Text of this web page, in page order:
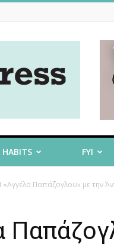
HABITS FYI
«Αγγέλα Παπάζογλου» με την